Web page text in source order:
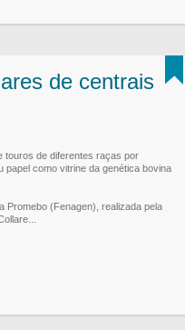
de centrais
touros de diferentes raças por
como vitrine da genética bovina
Promebo (Fenagen), realizada pela